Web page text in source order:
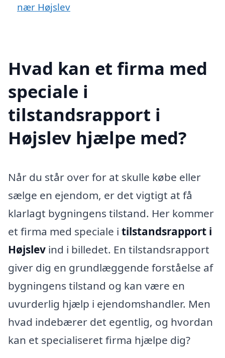
nær Højslev
Hvad kan et firma med
speciale i
tilstandsrapport i
Højslev hjælpe med?
Når du står over for at skulle købe eller
sælge en ejendom, er det vigtigt at få
klarlagt bygningens tilstand. Her kommer
et firma med speciale i tilstandsrapport i
Højslev ind i billedet. En tilstandsrapport
giver dig en grundlæggende forståelse af
bygningens tilstand og kan være en
uvurderlig hjælp i ejendomshandler. Men
hvad indebærer det egentlig, og hvordan
kan et specialiseret firma hjælpe dig?